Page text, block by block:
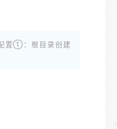
置①：根目录创建